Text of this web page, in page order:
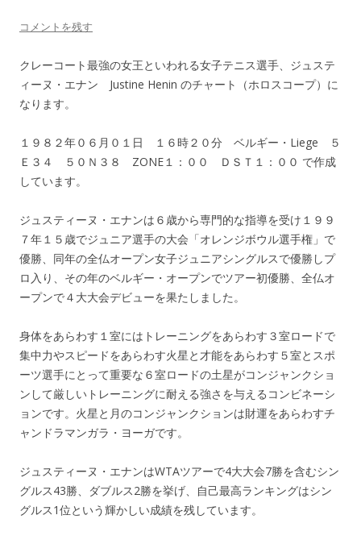
コメントを残す
クレーコート最強の女王といわれる女子テニス選手、ジュステ
ィーヌ・エナン Justine Henin のチャート（ホロスコープ）に
なります。
１９８２年０６月０１日 １６時２０分 ベルギー・Liege ５
Ｅ３４ ５０Ｎ３８ ZONE１：００ ＤＳＴ１：００ で作成
しています。
ジュスティーヌ・エナンは６歳から専門的な指導を受け１９９
７年１５歳でジュニア選手の大会「オレンジボウル選手権」で
優勝、同年の全仏オープン女子ジュニアシングルスで優勝しプ
ロ入り、その年のベルギー・オープンでツアー初優勝、全仏オ
ープンで４大大会デビューを果たしました。
身体をあらわす１室にはトレーニングをあらわす３室ロードで
集中力やスピードをあらわす火星と才能をあらわす５室とスポ
ーツ選手にとって重要な６室ロードの土星がコンジャンクショ
ンして厳しいトレーニングに耐える強さを与えるコンビネーシ
ョンです。火星と月のコンジャンクションは財運をあらわすチ
ャンドラマンガラ・ヨーガです。
ジュスティーヌ・エナンはWTAツアーで4大大会7勝を含むシン
グルス43勝、ダブルス2勝を挙げ、自己最高ランキングはシン
グルス1位という輝かしい成績を残しています。